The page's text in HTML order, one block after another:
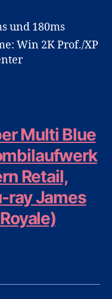
und 180ms
Win 2K Prof./XP
Multi Blue
Retail,
ray James